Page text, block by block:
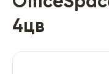
4цв